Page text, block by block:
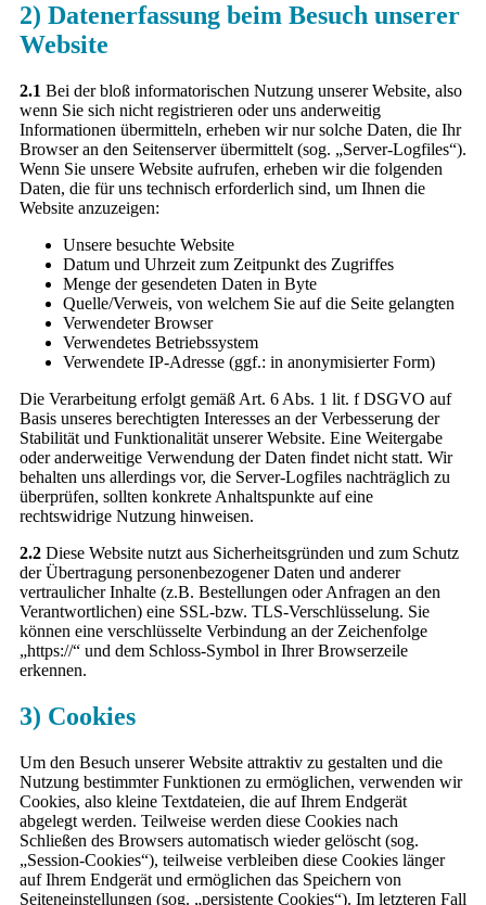
2) Datenerfassung beim Besuch unserer
Website
2.1 Bei der bloß informatorischen Nutzung unserer Website, also
wenn Sie sich nicht registrieren oder uns anderweitig
Informationen übermitteln, erheben wir nur solche Daten, die Ihr
Browser an den Seitenserver übermittelt (sog. „Server-Logfiles“).
Wenn Sie unsere Website aufrufen, erheben wir die folgenden
Daten, die für uns technisch erforderlich sind, um Ihnen die
Website anzuzeigen:
Unsere besuchte Website
Datum und Uhrzeit zum Zeitpunkt des Zugriffes
Menge der gesendeten Daten in Byte
Quelle/Verweis, von welchem Sie auf die Seite gelangten
Verwendeter Browser
Verwendetes Betriebssystem
Verwendete IP-Adresse (ggf.: in anonymisierter Form)
Die Verarbeitung erfolgt gemäß Art. 6 Abs. 1 lit. f DSGVO auf
Basis unseres berechtigten Interesses an der Verbesserung der
Stabilität und Funktionalität unserer Website. Eine Weitergabe
oder anderweitige Verwendung der Daten findet nicht statt. Wir
behalten uns allerdings vor, die Server-Logfiles nachträglich zu
überprüfen, sollten konkrete Anhaltspunkte auf eine
rechtswidrige Nutzung hinweisen.
2.2 Diese Website nutzt aus Sicherheitsgründen und zum Schutz
der Übertragung personenbezogener Daten und anderer
vertraulicher Inhalte (z.B. Bestellungen oder Anfragen an den
Verantwortlichen) eine SSL-bzw. TLS-Verschlüsselung. Sie
können eine verschlüsselte Verbindung an der Zeichenfolge
„https://“ und dem Schloss-Symbol in Ihrer Browserzeile
erkennen.
3) Cookies
Um den Besuch unserer Website attraktiv zu gestalten und die
Nutzung bestimmter Funktionen zu ermöglichen, verwenden wir
Cookies, also kleine Textdateien, die auf Ihrem Endgerät
abgelegt werden. Teilweise werden diese Cookies nach
Schließen des Browsers automatisch wieder gelöscht (sog.
„Session-Cookies“), teilweise verbleiben diese Cookies länger
auf Ihrem Endgerät und ermöglichen das Speichern von
Seiteneinstellungen (sog. „persistente Cookies“). Im letzteren Fall